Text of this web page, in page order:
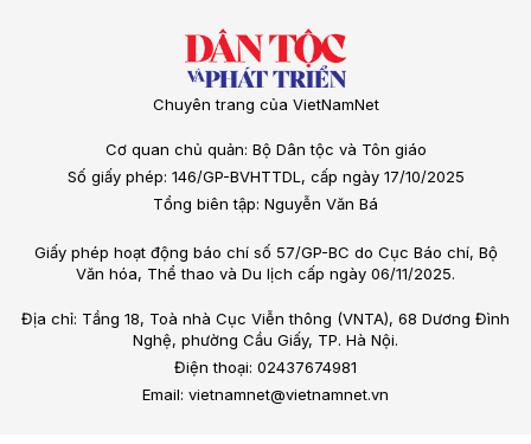
Chuyên trang của VietNamNet
Cơ quan chủ quản: Bộ Dân tộc và Tôn giáo
Số giấy phép: 146/GP-BVHTTDL, cấp ngày 17/10/2025
Tổng biên tập: Nguyễn Văn Bá
Giấy phép hoạt động báo chí số 57/GP-BC do Cục Báo chí, Bộ
Văn hóa, Thể thao và Du lịch cấp ngày 06/11/2025.
Địa chỉ: Tầng 18, Toà nhà Cục Viễn thông (VNTA), 68 Dương Đình
Nghệ, phường Cầu Giấy, TP. Hà Nội.
Điện thoại: 02437674981
Email: vietnamnet@vietnamnet.vn